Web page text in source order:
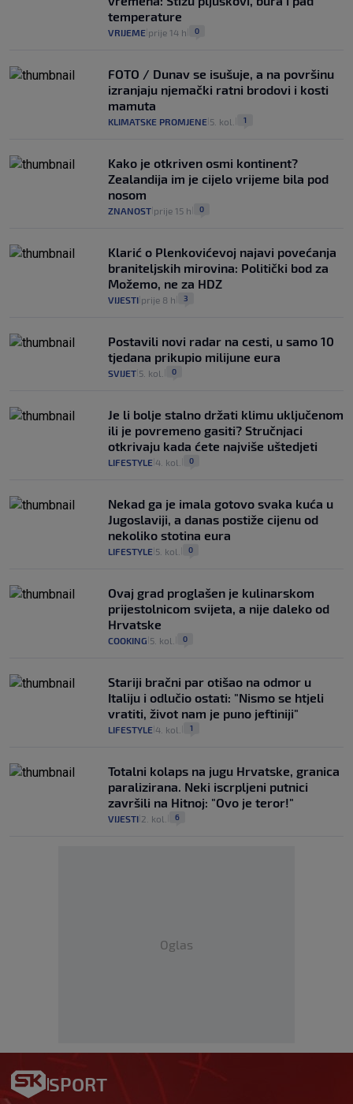
temperature
VRIJEME prije 14 h 0
FOTO / Dunav se isušuje, a na površinu
izranjaju njemački ratni brodovi i kosti
mamuta
KLIMATSKE PROMJENE 5. kol. 1
Kako je otkriven osmi kontinent?
Zealandija im je cijelo vrijeme bila pod
nosom
ZNANOST prije 15 h 0
Klarić o Plenkovićevoj najavi povećanja
braniteljskih mirovina: Politički bod za
Možemo, ne za HDZ
VIJESTI prije 8 h 3
Postavili novi radar na cesti, u samo 10
tjedana prikupio milijune eura
SVIJET 5. kol. 0
Je li bolje stalno držati klimu uključenom
ili je povremeno gasiti? Stručnjaci
otkrivaju kada ćete najviše uštedjeti
LIFESTYLE 4. kol. 0
Nekad ga je imala gotovo svaka kuća u
Jugoslaviji, a danas postiže cijenu od
nekoliko stotina eura
LIFESTYLE 5. kol. 0
Ovaj grad proglašen je kulinarskom
prijestolnicom svijeta, a nije daleko od
Hrvatske
COOKING 5. kol. 0
Stariji bračni par otišao na odmor u
Italiju i odlučio ostati: "Nismo se htjeli
vratiti, život nam je puno jeftiniji"
LIFESTYLE 4. kol. 1
Totalni kolaps na jugu Hrvatske, granica
paralizirana. Neki iscrpljeni putnici
završili na Hitnoj: "Ovo je teror!"
VIJESTI 2. kol. 6
Oglas
SPORT